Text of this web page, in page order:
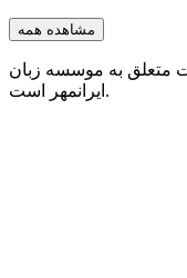
مشاهده همه
متعلق به موسسه زبان
ایرانمهر است.